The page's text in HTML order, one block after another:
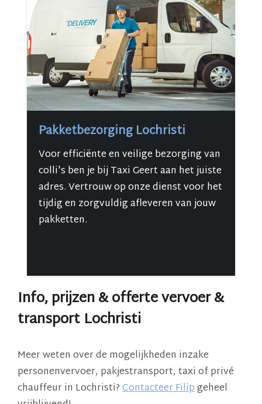
Pakketbezorging Lochristi
Voor efficiënte en veilige bezorging van
colli's ben je bij Taxi Geert aan het juiste
adres. Vertrouw op onze dienst voor het
tijdig en zorgvuldig afleveren van jouw
pakketten.
Info, prijzen & offerte vervoer &
transport Lochristi
Meer weten over de mogelijkheden inzake
personenvervoer, pakjestransport, taxi of privé
chauffeur in Lochristi?Contacteer Filipgeheel